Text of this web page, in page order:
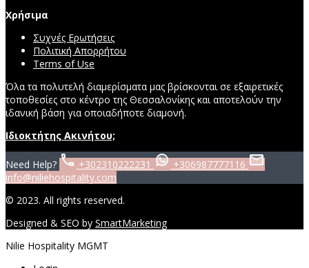
Χρήσιμα
Συχνές Ερωτήσεις
Πολιτική Απορρήτου
Terms of Use
Όλα τα πολυτελή διαμερίσματα μας βρίσκονται σε εξαιρετικές
τοποθεσίες στο κέντρο της Θεσσαλονίκης και αποτελούν την
ιδανική βάση για οποιαδήποτε διαμονή.
Ιδιοκτήτης Ακινήτου;
Need Help? +302310222231
+306987777116
info@niliehospitality.com
© 2023. All rights reserved.
Designed & SEO by SmartMarketing
Nilie Hospitality MGMT